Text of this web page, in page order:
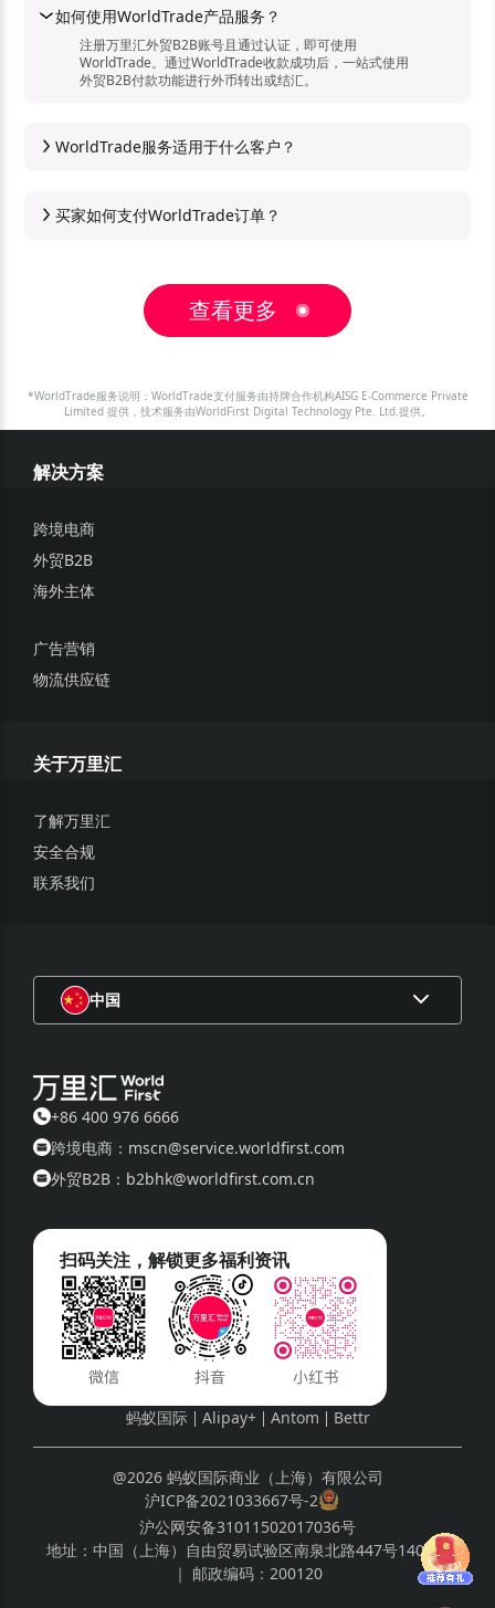
如何使用WorldTrade产品服务？
注册万里汇外贸B2B账号且通过认证，即可使用
WorldTrade。通过WorldTrade收款成功后，一站式使用
外贸B2B付款功能进行外币转出或结汇。
WorldTrade服务适用于什么客户？
买家如何支付WorldTrade订单？
1.信用卡和借记卡支付：支持MASTERCARD、VISA、
JCB、DISCOVER、DINERS、AMEX
2.欧洲本地在线转账支付：支持iDEAL、Bancontact、
查看更多
*WorldTrade服务说明：WorldTrade支付服务由持牌合作机构AISG E-Commerce Private
Limited 提供，技术服务由WorldFirst Digital Technology Pte. Ltd.提供。
解决方案
跨境电商
外贸B2B
海外主体
广告营销
物流供应链
关于万里汇
了解万里汇
安全合规
联系我们
中国
+86 400 976 6666
跨境电商：mscn@service.worldfirst.com
外贸B2B：b2bhk@worldfirst.com.cn
扫码关注，解锁更多福利资讯
蚂蚁国际 Alipay+ Antom Bettr
@2026 蚂蚁国际商业（上海）有限公司
沪ICP备2021033667号-2
沪公网安备31011502017036号
地址： 中国（上海）自由贸易试验区南泉北路447号1408室
｜ 邮政编码： 200120